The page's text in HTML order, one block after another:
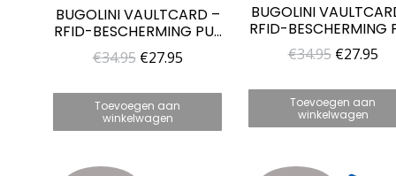
BUGOLINI VAULTCARD –
RFID-BESCHERMING PU-
LEREN
CREDITCARDHOUDER –
STIJLVOLLE
PORTEMONNEE VOOR
ZAKELIJK EN DAGELIJKS
€34.95 Oorspronkelijke
was:
€34.95.
€27.95Huidige
€27.95.
Toevoegen aan
winkelwagen
BUGOLINI
RFID-BESCHERMING
LEREN
STIJLVOLLE
PORTEMONNEE
ZAKELIJK EN
€34.95
was:
€34.95.
€27.95
Toevoegen aan
winkelwagen